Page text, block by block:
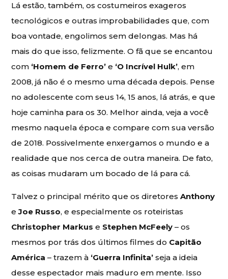
Lá estão, também, os costumeiros exageros
tecnológicos e outras improbabilidades que, com
boa vontade, engolimos sem delongas. Mas há
mais do que isso, felizmente. O fã que se encantou
com ‘Homem de Ferro’ e ‘O Incrível Hulk’, em
2008, já não é o mesmo uma década depois. Pense
no adolescente com seus 14, 15 anos, lá atrás, e que
hoje caminha para os 30. Melhor ainda, veja a você
mesmo naquela época e compare com sua versão
de 2018. Possivelmente enxergamos o mundo e a
realidade que nos cerca de outra maneira. De fato,
as coisas mudaram um bocado de lá para cá.
Talvez o principal mérito que os diretores Anthony
eJoe Russo, e especialmente os roteiristas
Christopher Markus e Stephen McFeely – os
mesmos por trás dos últimos filmes do Capitão
América – trazem à ‘Guerra Infinita’ seja a ideia
desse espectador mais maduro em mente. Isso